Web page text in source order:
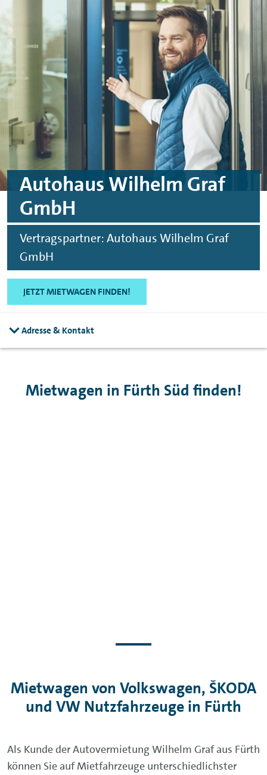
Skip to main content
Skip to footer
Autohaus Wilhelm Graf
GmbH
Vertragspartner: Autohaus Wilhelm Graf
GmbH
JETZT MIETWAGEN FINDEN!
Adresse & Kontakt
Mietwagen in Fürth Süd finden!
Mietwagen von Volkswagen, ŠKODA
und VW Nutzfahrzeuge in Fürth
Als Kunde der Autovermietung Wilhelm Graf aus Fürth
können Sie auf Mietfahrzeuge unterschiedlichster